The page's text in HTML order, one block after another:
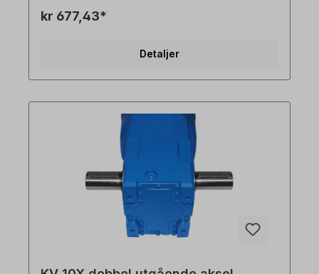
eksempler! Med forbehold om tekniske endringer.
kr 677,43*
Detaljer